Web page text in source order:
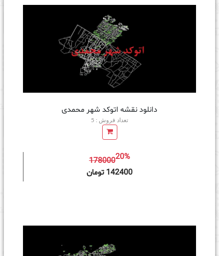
دانلود نقشه اتوکد شهر محمدی
تعداد فروش : 5
17800020%
142400 تومان